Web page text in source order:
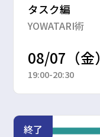
タスク編
YOWATARI術
08/07（金）
19:00-20:30
終了